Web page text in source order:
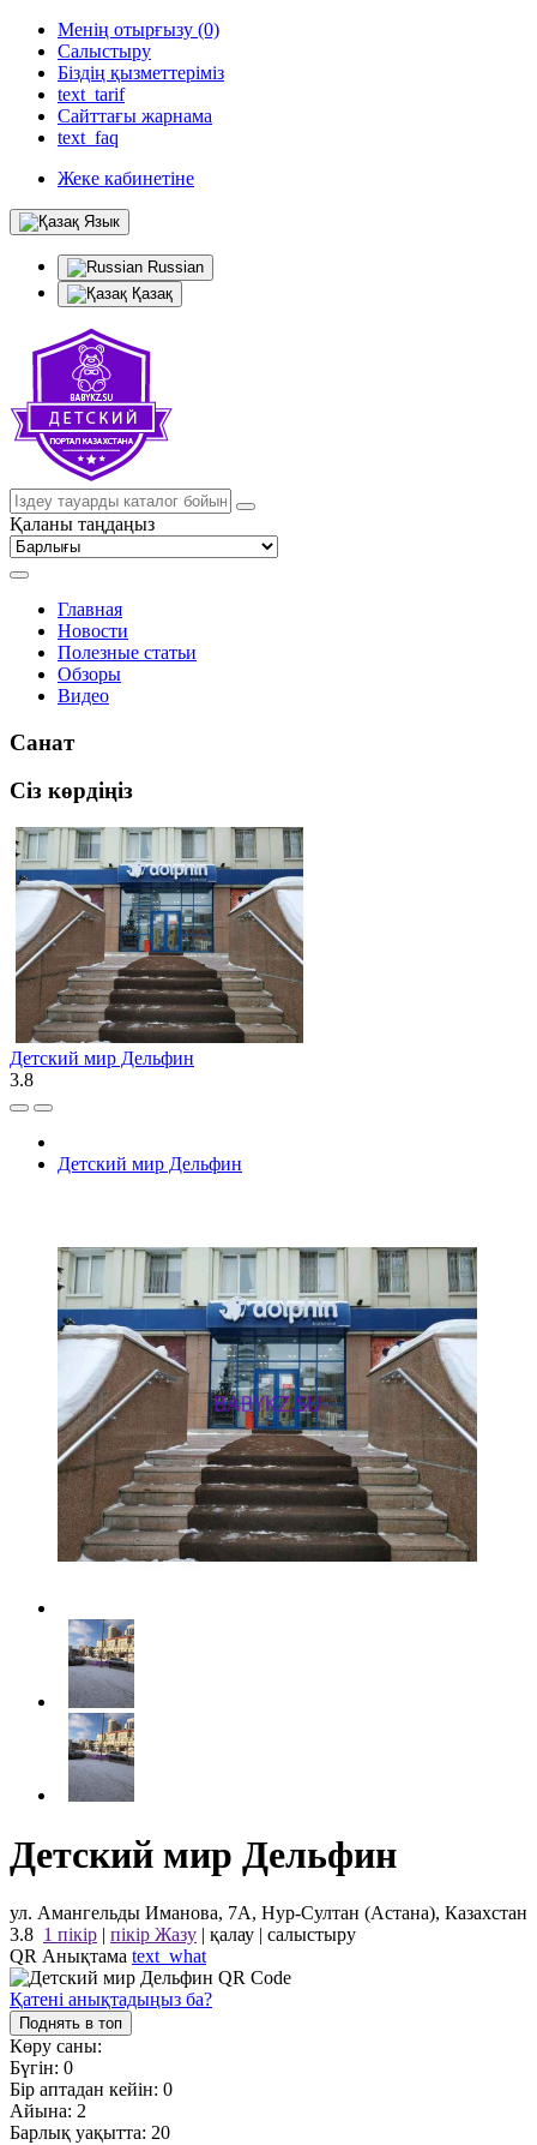
Менің отырғызу (0)
Салыстыру
Біздің қызметтеріміз
text_tarif
Сайттағы жарнама
text_faq
Жеке кабинетіне
Язык
Russian
Қазақ
Қаланы таңдаңыз
Главная
Новости
Полезные статьи
Обзоры
Видео
Санат
Сіз көрдіңіз
Детский мир Дельфин
3.8
Детский мир Дельфин
Детский мир Дельфин
ул. Амангельды Иманова, 7А, Нур-Султан (Астана), Казахстан
3.8 1 пікір | пікір Жазу | қалау | салыстыру
QR Анықтама text_what
Қатені анықтадыңыз ба?
Поднять в топ
Көру саны:
Бүгін: 0
Бір аптадан кейін: 0
Айына: 2
Барлық уақытта: 20